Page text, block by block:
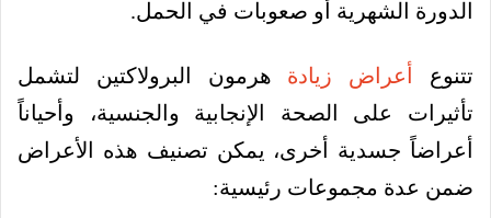
الدورة الشهرية أو صعوبات في الحمل.
تتنوع أعراض زيادة هرمون البرولاكتين لتشمل
تأثيرات على الصحة الإنجابية والجنسية، وأحياناً
أعراضاً جسدية أخرى، يمكن تصنيف هذه الأعراض
ضمن عدة مجموعات رئيسية: